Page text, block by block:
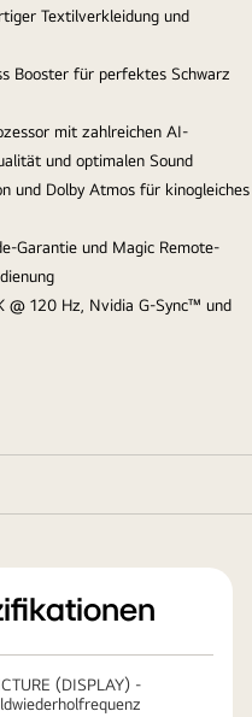
Textilverkleidung und
Booster für perfektes Schwarz
mit zahlreichen AI-
und optimalen Sound
und Dolby Atmos für kinogleiches
Garantie und Magic Remote-
@ 120 Hz, Nvidia G-Sync™ und
(DISPLAY) -